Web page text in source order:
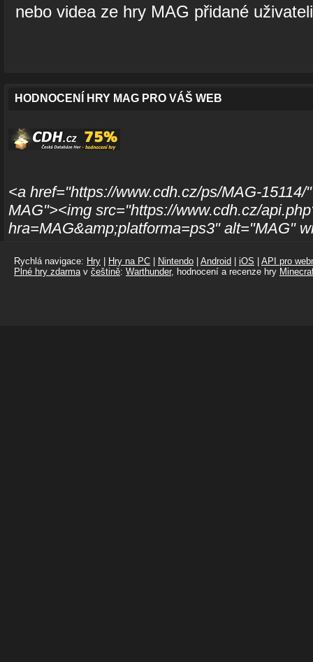
nebo videa ze hry MAG přidané
HODNOCENÍ HRY MAG PRO VÁŠ WEB
<a href="https://www.cdh.cz/ps/MAG-
MAG"><img src="https://www.cdh.cz/
hra=MAG&amp;platforma=ps3" alt="MAG"
Rychlá navigace: Hry Hry na PC Nintendo Android iOS
API pro
Plné hry zdarmav češtině: Warthunder, hodnocení a recenze hry